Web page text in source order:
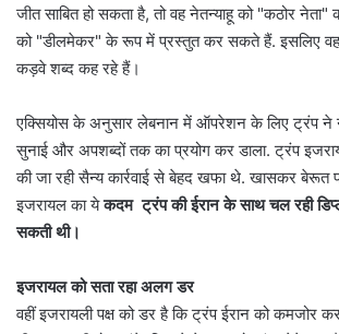
जीत साबित हो सकता है, तो वह नेतन्याहू को "कठोर
को "डीलमेकर" के रूप में प्रस्तुत कर सकते हैं. इसलिए
कड़वे शब्द कह रहे हैं।
एक्सियोस के अनुसार लेबनान में ऑपरेशन के लिए ट्रंप ने
सुनाई और अपशब्दों तक का प्रयोग कर डाला. ट्रंप
की जा रही सैन्य कार्रवाई से बेहद खफा थे. खासकर बेरूत
इजरायल का येकदम ट्रंप की ईरान के साथ चल रही
सकती थी।
इजरायल को सता रहा अलग डर
वहीं इजरायली पक्ष को डर है कि ट्रंप ईरान को कमजोर